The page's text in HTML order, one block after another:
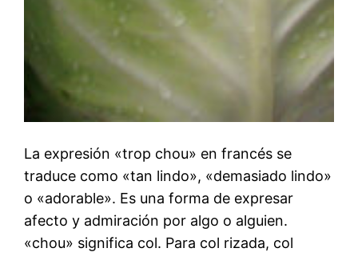
La expresión «trop chou» en francés se
traduce como «tan lindo», «demasiado lindo»
o «adorable». Es una forma de expresar
afecto y admiración por algo o alguien.
«chou» significa col. Para col rizada, col